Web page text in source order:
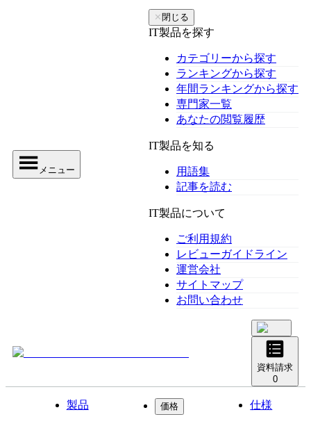
メニュー
✕ 閉じる
IT製品を探す
カテゴリーから探す
ランキングから探す
年間ランキングから探す
専門家一覧
あなたの閲覧履歴
IT製品を知る
用語集
記事を読む
IT製品について
ご利用規約
レビューガイドライン
運営会社
サイトマップ
お問い合わせ
資料請求
0
製品 価格 仕様